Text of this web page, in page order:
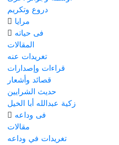
دروع وتكريم
مرايا
فى حياته
المقالات
تغريدات عنه
قراءات وإصدارات
قصائد وأشعار
حديث الشرايين
زكية عبدالله أبا الخيل
فى وداعه
مقالات
تغريدات في وداعه